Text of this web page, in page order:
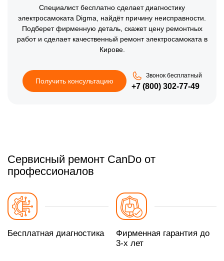
Специалист бесплатно сделает диагностику
электросамоката Digma, найдёт причину неисправности.
Подберет фирменную деталь, скажет цену ремонтных
работ и сделает качественный ремонт электросамоката в
Кирове.
Получить консультацию
Звонок бесплатный
+7 (800) 302-77-49
Сервисный ремонт CanDo от
профессионалов
Бесплатная диагностика
Фирменная гарантия до
3-х лет